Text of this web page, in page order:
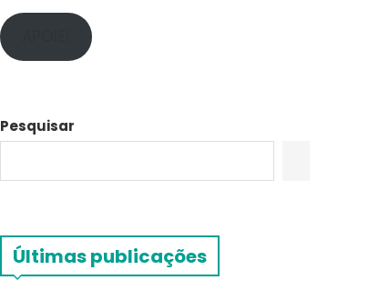
Pesquisar
Últimas publicações